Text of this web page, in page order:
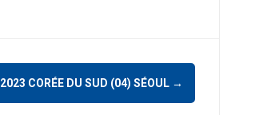
2023 CORÉE DU SUD (04) SÉOUL →